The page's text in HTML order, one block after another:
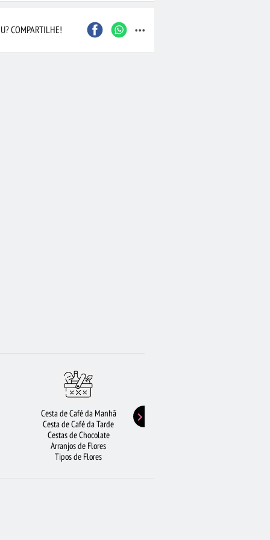
Contagem
Joinville
COMPARTILHE! ...
Cesta de Café da Manhã
Cesta de Café da Tarde
Cestas de Chocolate
Arranjos de Flores
Tipos de Flores